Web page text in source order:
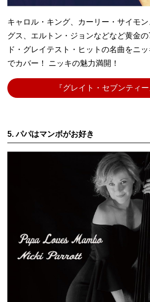
キャロル・キング、カーリー・サイモ
グス、エルトン・ジョンなどなど黄金
ド・グレイテスト・ヒットの名曲をニ
でカバー！ ニッキの魅力満開！
『グレイト・セブンティー
5. パパはマンボがお好き